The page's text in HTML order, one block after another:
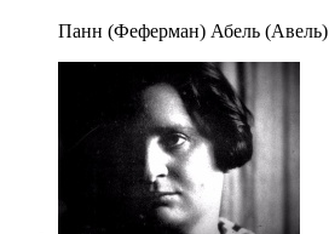
Панн (Феферман) Абель (Авель)